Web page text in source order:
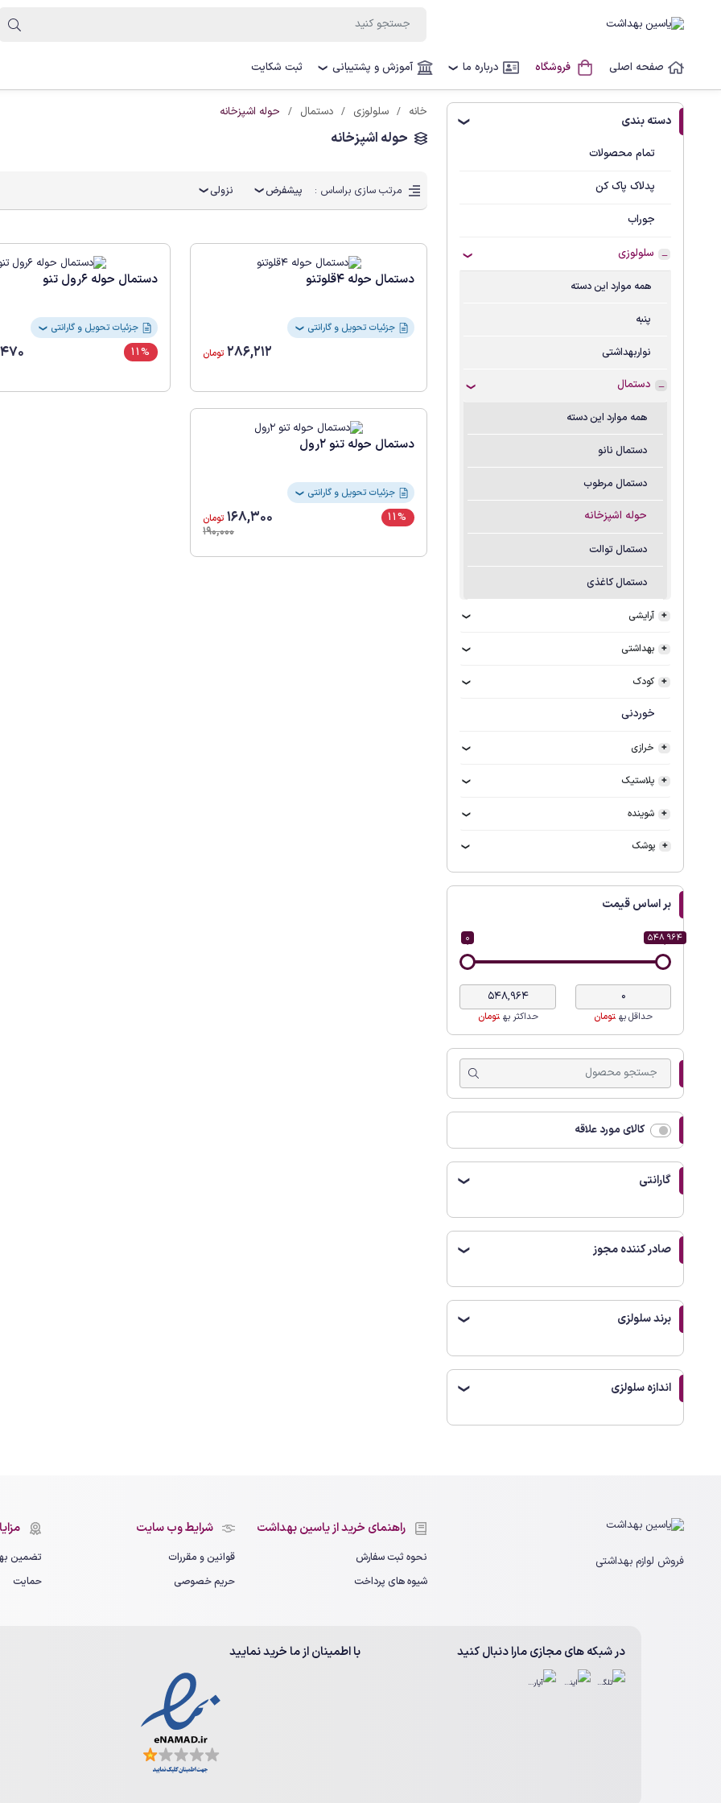
صفحه اصلی فروشگاه درباره ما ❯ آموزش و پشتیبانی ❯ ثبت شکایت
دسته بندی ❯
تمام محصولات
پدلاک پاک کن
جوراب
سلولوزی
همه موارد این دسته
پنبه
نواربهداشتی
دستمال
همه موارد این دسته
دستمال نانو
دستمال مرطوب
حوله اشپزخانه
دستمال توالت
دستمال کاغذی
آرایشی
بهداشتی
کودک
خوردنی
خرازی
پلاستیک
شوینده
پوشک
بر اساس قیمت
0 548 964
حداقل به تومان حداکثر به تومان
کالای مورد علاقه
گارانتی ❯
صادر کننده مجوز ❯
برند سلولزی ❯
اندازه سلولزی ❯
خانه سلولوزی دستمال حوله اشپزخانه
حوله اشپزخانه
مرتب سازی براساس : پیشفرض نزولی
دستمال حوله 4قلوتنو
جزئیات تحویل و گارانتی ❯
286,212 تومان
دستمال حوله 6رول تنو
جزئیات تحویل و گارانتی ❯
11%
دستمال حوله تنو 2رول
جزئیات تحویل و گارانتی ❯
11%
168,300 تومان
190,000
فروش لوازم بهداشتی
راهنمای خرید از یاسین بهداشت
نحوه ثبت سفارش
شیوه های پرداخت
شرایط وب سایت
قوانین و مقررات
حریم خصوصی
تضمین
حمایت
در شبکه های مجازی مارا دنبال کنید با اطمینان از ما خرید نمایید